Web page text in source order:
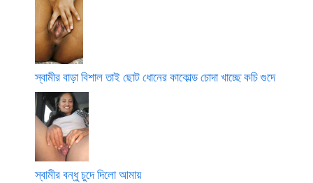
স্বামীর বাড়া বিশাল তাই ছোট ধোনের কাকোল্ড চোদা খাচ্ছে কচি গুদে
স্বামীর বন্ধু চুদে দিলো আমায়